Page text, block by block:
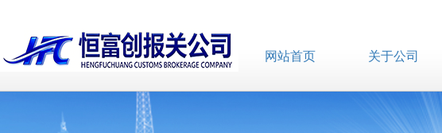
网站首页 关于公司